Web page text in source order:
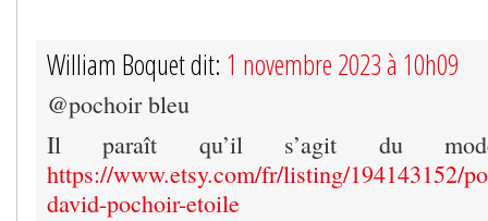
William Boquet dit: 1 novembre 2023 à 10h09
@pochoir bleu
Il paraît qu’il s’agit du
https://www.etsy.com/fr/listing/194143152/
david-pochoir-etoile